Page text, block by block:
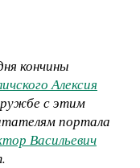
кончины
Алексия
с этим
портала
Васильевич